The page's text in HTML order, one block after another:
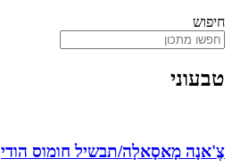
חיפוש
טבעוני
צֶ'אנָה מָאסָאלָה/תבשיל חומוס הודי